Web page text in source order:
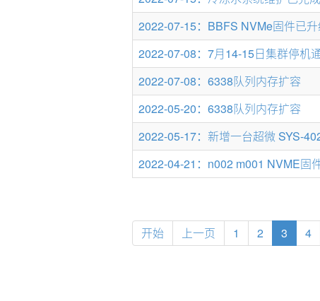
2022-07-15：BBFS NVMe固件已升
2022-07-08：7月14-15日集群停机
2022-07-08：6338队列内存扩容
2022-05-20：6338队列内存扩容
2022-05-17：新增一台超微 SYS-
2022-04-21：n002 m001 NVME固
开始 上一页 1 2 3 4